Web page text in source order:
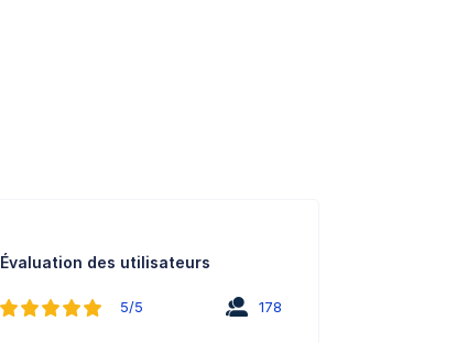
Évaluation des utilisateurs
5/5 178